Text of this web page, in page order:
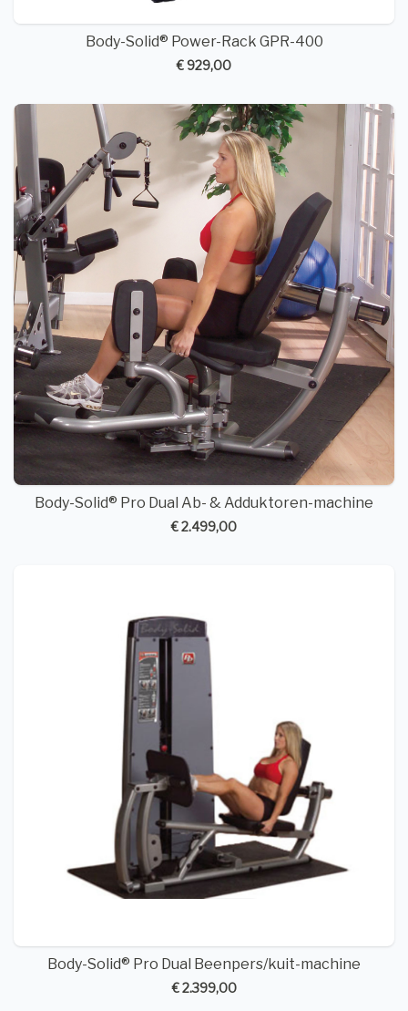
Body-Solid® Power-Rack GPR-400
€ 929,00
Body-Solid® Pro Dual Ab- & Adduktoren-machine
€ 2.499,00
Body-Solid® Pro Dual Beenpers/kuit-machine
€ 2.399,00